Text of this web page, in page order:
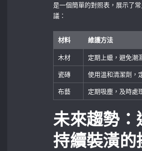
是一個簡單的對照表，展示了
議：
材料
維護方法
木材
定期上蠟，避免潮
瓷磚
使用溫和清潔劑，
布藝
定期吸塵，及時處
未來趨勢：
持續裝潢的